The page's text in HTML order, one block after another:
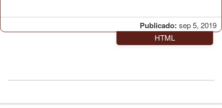
Publicado: sep 5, 2019
HTML